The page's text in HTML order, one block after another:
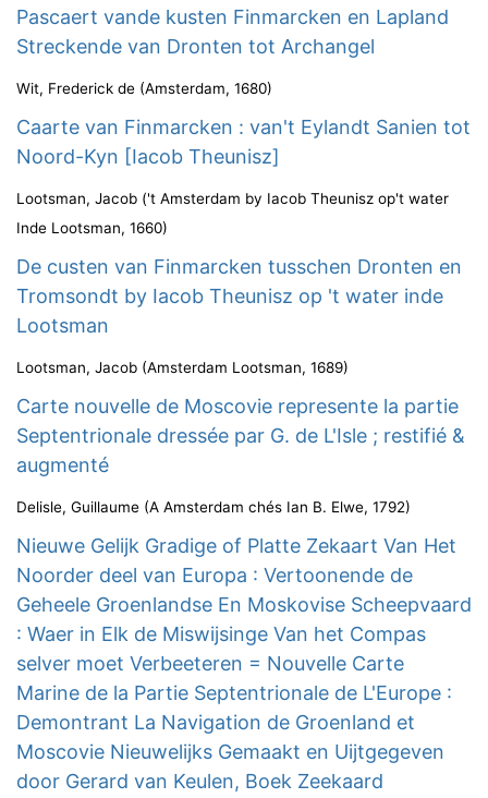
Pascaert vande kusten Finmarcken en Lapland
Streckende van Dronten tot Archangel
Wit, Frederick de (Amsterdam, 1680)
Caarte van Finmarcken : van't Eylandt Sanien tot
Noord-Kyn [Iacob Theunisz]
Lootsman, Jacob ('t Amsterdam by Iacob Theunisz op't water
Inde Lootsman, 1660)
De custen van Finmarcken tusschen Dronten en
Tromsondt by Iacob Theunisz op 't water inde
Lootsman
Lootsman, Jacob (Amsterdam Lootsman, 1689)
Carte nouvelle de Moscovie represente la partie
Septentrionale dressée par G. de L'Isle ; restifié &
augmenté
Delisle, Guillaume (A Amsterdam chés Ian B. Elwe, 1792)
Nieuwe Gelijk Gradige of Platte Zekaart Van Het
Noorder deel van Europa : Vertoonende de
Geheele Groenlandse En Moskovise Scheepvaard
: Waer in Elk de Miswijsinge Van het Compas
selver moet Verbeeteren = Nouvelle Carte
Marine de la Partie Septentrionale de L'Europe :
Demontrant La Navigation de Groenland et
Moscovie Nieuwelijks Gemaakt en Uijtgegeven
door Gerard van Keulen, Boek Zeekaard